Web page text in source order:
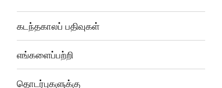
கடந்தகாலப் பதிவுகள்
எங்களைப்பற்றி
தொடர்புகளுக்கு